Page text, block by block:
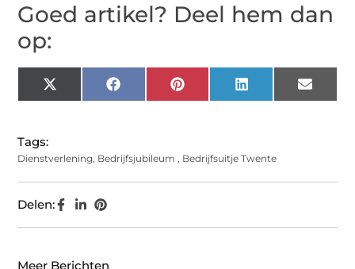
Goed artikel? Deel hem dan
op:
X
(Twitter)
Facebook Pinterest LinkedIn Email
Tags:
Dienstverlening, Bedrijfsjubileum , Bedrijfsuitje Twente
Delen:
Meer Berichten